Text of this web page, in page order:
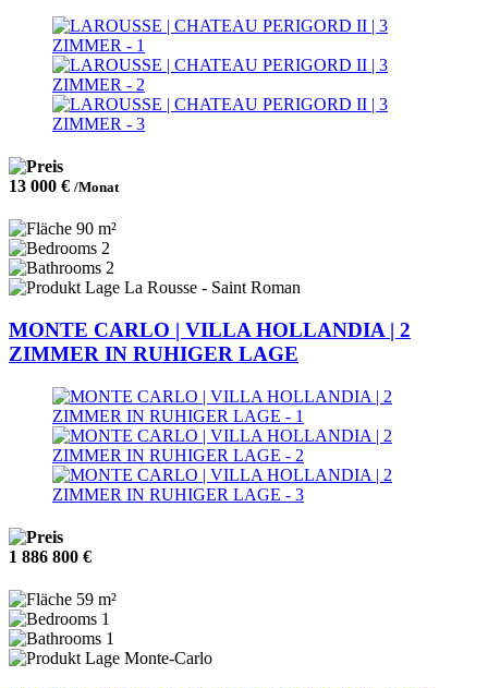
13 000 € /Monat
90 m²
2
2
La Rousse - Saint Roman
MONTE CARLO | VILLA HOLLANDIA | 2
ZIMMER IN RUHIGER LAGE
1 886 800 €
59 m²
1
1
Monte-Carlo